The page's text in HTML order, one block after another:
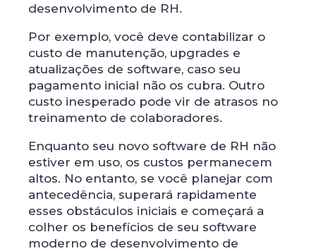
desenvolvimento de RH.
Por exemplo, você deve contabilizar o
custo de manutenção, upgrades e
atualizações de software, caso seu
pagamento inicial não os cubra. Outro
custo inesperado pode vir de atrasos no
treinamento de colaboradores.
Enquanto seu novo software de RH não
estiver em uso, os custos permanecem
altos. No entanto, se você planejar com
antecedência, superará rapidamente
esses obstáculos iniciais e começará a
colher os benefícios de seu software
moderno de desenvolvimento de